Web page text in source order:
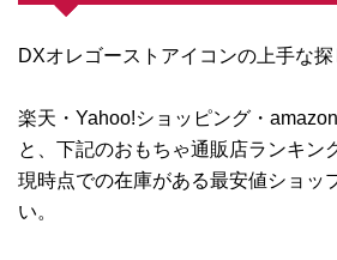
DXオレゴーストアイコンの上手な
楽天・Yahoo!ショッピング・
と、下記のおもちゃ通販店ランキン
現時点での在庫がある最安値ショッ
い。